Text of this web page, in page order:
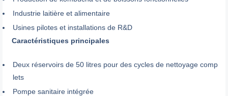
Industrie laitière et alimentaire
Usines pilotes et installations de R&D
Caractéristiques principales
Deux réservoirs de 50 litres pour des cycles de nettoyage comp
lets
Pompe sanitaire intégrée